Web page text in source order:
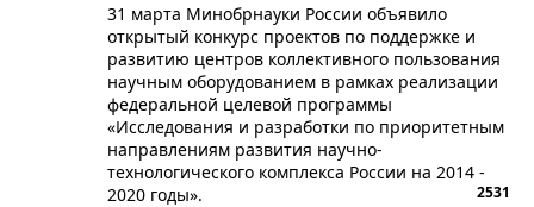
31 марта Минобрнауки России объявило
открытый конкурс проектов по поддержке и
развитию центров коллективного пользования
научным оборудованием в рамках реализации
федеральной целевой программы
«Исследования и разработки по приоритетным
направлениям развития научно-
технологического комплекса России на 2014 -
2020 годы».
2531